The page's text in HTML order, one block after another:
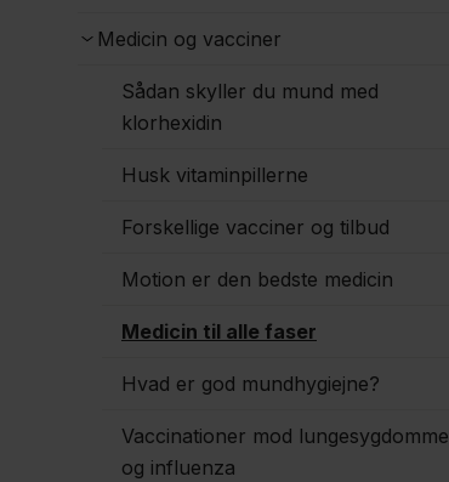
Medicin og vacciner
Sådan skyller du mund med
klorhexidin
Husk vitaminpillerne
Forskellige vacciner og tilbud
Motion er den bedste medicin
Medicin til alle faser
Hvad er god mundhygiejne?
Vaccinationer mod lungesygdomme
og influenza